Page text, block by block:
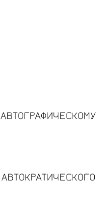
АВТОГРАФИЧЕСКОМУ
АВТОКРАТИЧЕСКОГО